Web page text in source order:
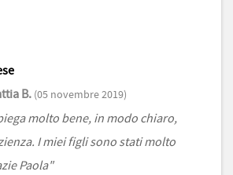
B. (05 novembre 2019)
molto bene, in modo chiaro,
I miei figli sono stati molto
Paola"